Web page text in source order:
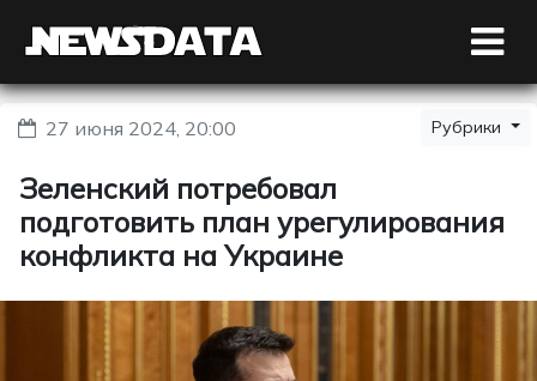
27 июня 2024, 20:00 Рубрики
Зеленский потребовал
подготовить план урегулирования
конфликта на Украине